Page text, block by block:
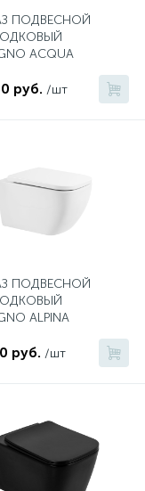
ПОДВЕСНОЙ
ACQUA
руб. /шт
ПОДВЕСНОЙ
ALPINA
руб. /шт
душа
12